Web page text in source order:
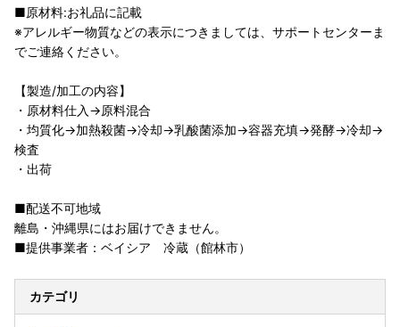
■原材料:お礼品に記載
※アレルギー物質などの表示につきましては、サポートセンターま
でご連絡ください。
【製造/加工の内容】
・原材料仕入→原料混合
・均質化→加熱殺菌→冷却→乳酸菌添加→容器充填→発酵→冷却→
検査
・出荷
■配送不可地域
離島・沖縄県にはお届けできません。
■提供事業者：ベイシア 冷蔵（館林市）
カテゴリ